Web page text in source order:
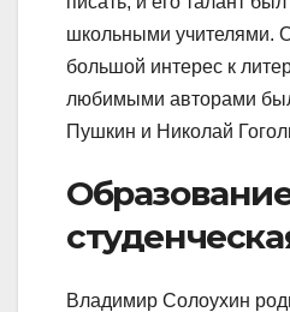
школьными учителями.
большой интерес к
любимыми авторами
Пушкин и Николай
Владимир Солоухин